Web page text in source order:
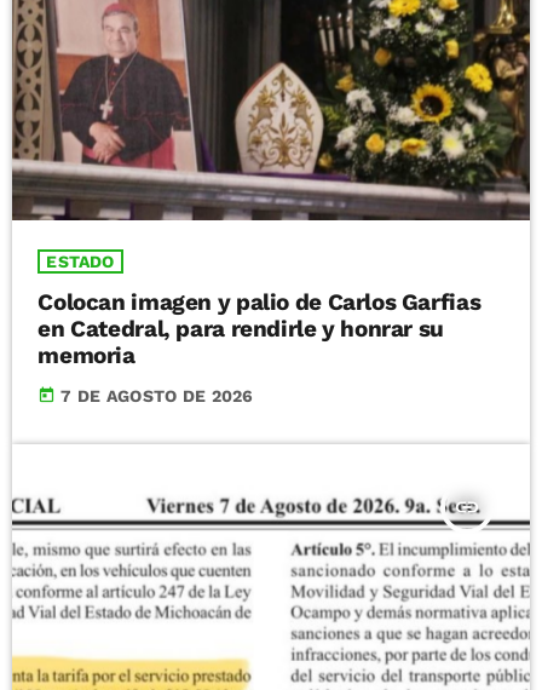
ESTADO
Colocan imagen y palio de Carlos Garfias
en Catedral, para rendirle y honrar su
memoria
today 7 DE AGOSTO DE 2026
insert_link